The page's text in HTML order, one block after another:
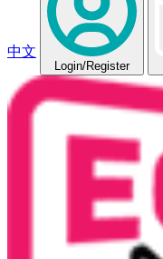
中文
Login/Register